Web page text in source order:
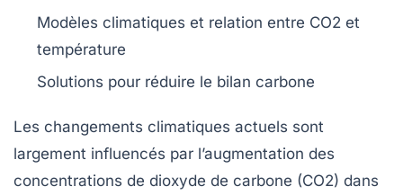
Modèles climatiques et relation entre CO2 et
température
Solutions pour réduire le bilan carbone
Les changements climatiques actuels sont
largement influencés par l’augmentation des
concentrations de dioxyde de carbone (CO2) dans